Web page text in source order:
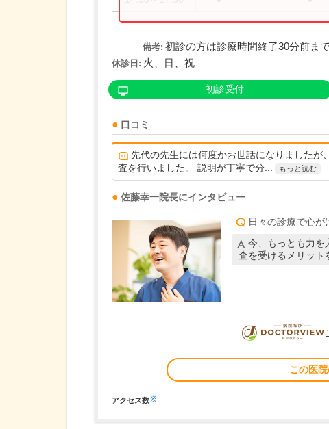
備考: 初診の方は診療時間終了30分前ま
休診日: 火、日、祝
初診受付
口コミ
先代の先生には何度かお世話になりましたが
査を行いました。 説明が丁寧で分...
もっと読む
佐藤幸一院長にインタビュー
日々の診療で心
今、もっとも力を
査を受けるメリッ
この医
アクセス数※